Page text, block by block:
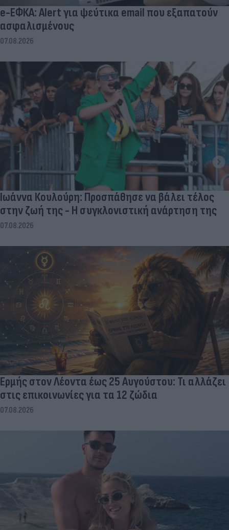
e-ΕΦΚΑ: Alert για ψεύτικα email που εξαπατούν
ασφαλισμένους
07.08.2026
Ιωάννα Κουλούρη: Προσπάθησε να βάλει τέλος
στην ζωή της - Η συγκλονιστική ανάρτηση της
07.08.2026
Ερμής στον Λέοντα έως 25 Αυγούστου: Τι αλλάζει
στις επικοινωνίες για τα 12 ζώδια
07.08.2026